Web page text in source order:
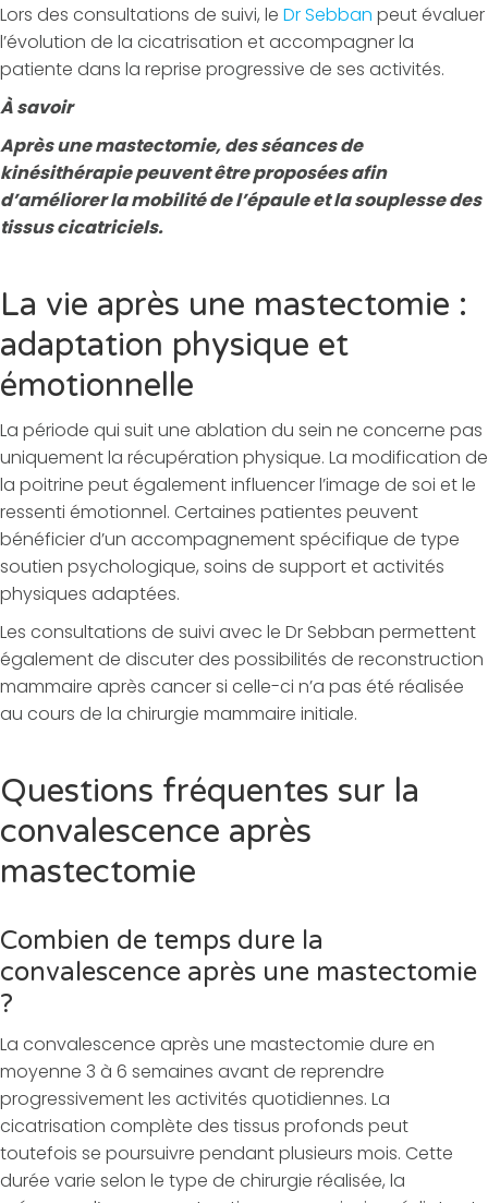
Lors des consultations de suivi, le Dr Sebban peut évaluer
l’évolution de la cicatrisation et accompagner la
patiente dans la reprise progressive de ses activités.
À savoir
Après une mastectomie, des séances de
kinésithérapie peuvent être proposées afin
d’améliorer la mobilité de l’épaule et la souplesse des
tissus cicatriciels.
La vie après une mastectomie :
adaptation physique et
émotionnelle
La période qui suit une ablation du sein ne concerne pas
uniquement la récupération physique. La modification de
la poitrine peut également influencer l’image de soi et le
ressenti émotionnel. Certaines patientes peuvent
bénéficier d’un accompagnement spécifique de type
soutien psychologique, soins de support et activités
physiques adaptées.
Les consultations de suivi avec le Dr Sebban permettent
également de discuter des possibilités de reconstruction
mammaire après cancer si celle-ci n’a pas été réalisée
au cours de la chirurgie mammaire initiale.
Questions fréquentes sur la
convalescence après
mastectomie
Combien de temps dure la
convalescence après une mastectomie
?
La convalescence après une mastectomie dure en
moyenne 3 à 6 semaines avant de reprendre
progressivement les activités quotidiennes. La
cicatrisation complète des tissus profonds peut
toutefois se poursuivre pendant plusieurs mois. Cette
durée varie selon le type de chirurgie réalisée, la